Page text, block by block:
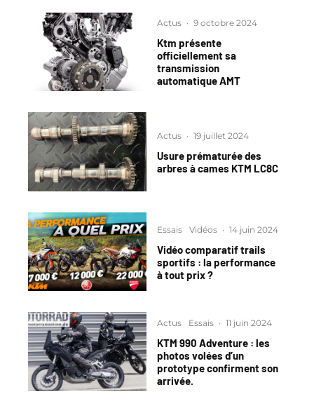
Actus · 9 octobre 2024
Ktm présente
officiellement sa
transmission
automatique AMT
Actus · 19 juillet 2024
Usure prématurée des
arbres à cames KTM LC8C
Essais Vidéos · 14 juin 2024
Vidéo comparatif trails
sportifs : la performance
à tout prix ?
Actus Essais · 11 juin 2024
KTM 990 Adventure : les
photos volées d’un
prototype confirment son
arrivée.